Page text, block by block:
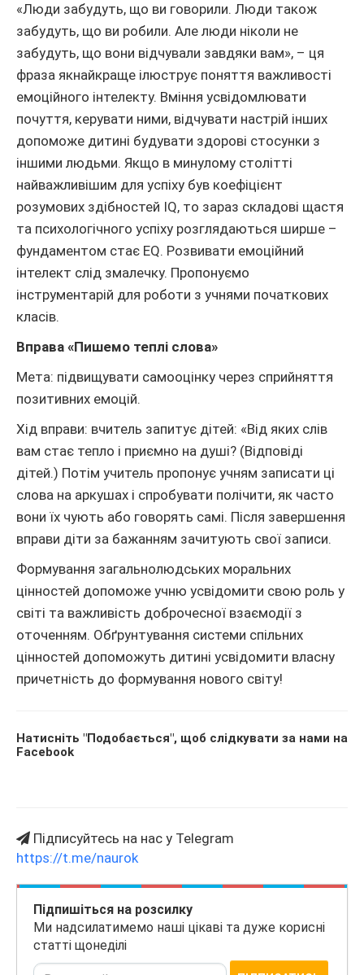
«Люди забудуть, що ви говорили. Люди також
забудуть, що ви робили. Але люди ніколи не
забудуть, що вони відчували завдяки вам», – ця
фраза якнайкраще ілюструє поняття важливості
емоційного інтелекту. Вміння усвідомлювати
почуття, керувати ними, відчувати настрій інших
допоможе дитині будувати здорові стосунки з
іншими людьми. Якщо в минулому столітті
найважливішим для успіху був коефіцієнт
розумових здібностей IQ, то зараз складові щастя
та психологічного успіху розглядаються ширше –
фундаментом стає EQ. Розвивати емоційний
інтелект слід змалечку. Пропонуємо
інструментарій для роботи з учнями початкових
класів.
Вправа «Пишемо теплі слова»
Мета: підвищувати самооцінку через сприйняття
позитивних емоцій.
Хід вправи: вчитель запитує дітей: «Від яких слів
вам стає тепло і приємно на душі? (Відповіді
дітей.) Потім учитель пропонує учням записати ці
слова на аркушах і спробувати полічити, як часто
вони їх чують або говорять самі. Після завершення
вправи діти за бажанням зачитують свої записи.
Формування загальнолюдських моральних
цінностей допоможе учню усвідомити свою роль у
світі та важливість доброчесної взаємодії з
оточенням. Обґрунтування системи спільних
цінностей допоможуть дитині усвідомити власну
причетність до формування нового світу!
Натисніть "Подобається", щоб слідкувати за нами на
Facebook
Підписуйтесь на нас у Telegram
https://t.me/naurok
Підпишіться на розсилку
Ми надсилатимемо наші цікаві та дуже корисні
статті щонеділі